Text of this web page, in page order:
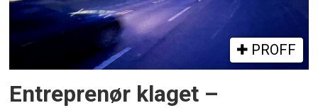
PROFF
Entreprenør klaget –